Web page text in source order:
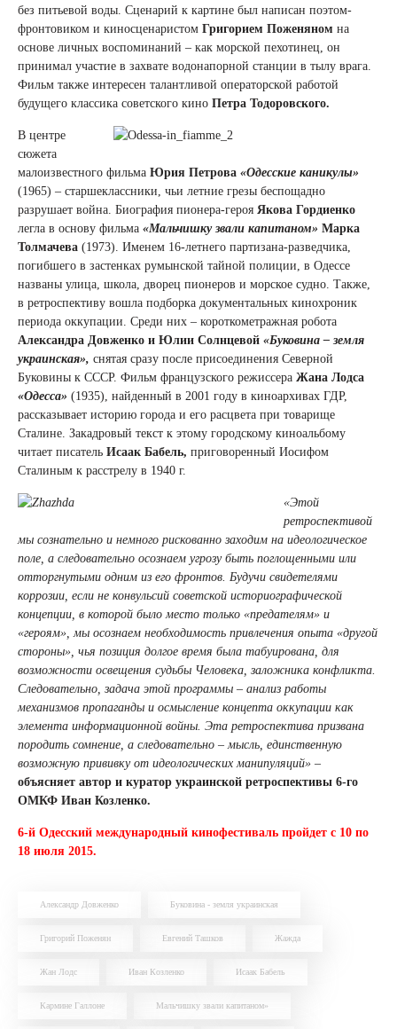
без питьевой воды. Сценарий к картине был написан поэтом-
фронтовиком и киносценаристом Григорием Поженяном на
основе личных воспоминаний – как морской пехотинец, он
принимал участие в захвате водонапорной станции в тылу врага.
Фильм также интересен талантливой операторской работой
будущего классика советского кино Петра Тодоровского.
В центре
сюжета
малоизвестного фильма Юрия Петрова «Одесские каникулы»
(1965) – старшеклассники, чьи летние грезы беспощадно
разрушает война. Биография пионера-героя Якова Гордиенко
легла в основу фильма «Мальчишку звали капитаном» Марка
Толмачева (1973). Именем 16-летнего партизана-разведчика,
погибшего в застенках румынской тайной полиции, в Одессе
названы улица, школа, дворец пионеров и морское судно. Также,
в ретроспективу вошла подборка документальных кинохроник
периода оккупации. Среди них – короткометражная робота
Александра Довженко и Юлии Солнцевой «Буковина – земля
украинская», снятая сразу после присоединения Северной
Буковины к СССР. Фильм французского режиссера Жана Лодса
«Одесса» (1935), найденный в 2001 году в киноархивах ГДР,
рассказывает историю города и его расцвета при товарище
Сталине. Закадровый текст к этому городскому киноальбому
читает писатель Исаак Бабель, приговоренный Иосифом
Сталиным к расстрелу в 1940 г.
«Этой
ретроспективой
мы сознательно и немного рискованно заходим на идеологическое
поле, а следовательно осознаем угрозу быть поглощенными или
отторгнутыми одним из его фронтов. Будучи свидетелями
коррозии, если не конвульсий советской историографической
концепции, в которой было место только «предателям» и
«героям», мы осознаем необходимость привлечения опыта «другой
стороны», чья позиция долгое время была табуирована, для
возможности освещения судьбы Человека, заложника конфликта.
Следовательно, задача этой программы – анализ работы
механизмов пропаганды и осмысление концепта оккупации как
элемента информационной войны. Эта ретроспектива призвана
породить сомнение, а следовательно – мысль, единственную
возможную прививку от идеологических манипуляций» –
объясняет автор и куратор украинской ретроспективы 6-го
ОМКФ Иван Козленко.
6-й Одесский международный кинофестиваль пройдет с 10 по
18 июля 2015.
Александр Довженко Буковина - земля украинская
Григорий Поженян Евгений Ташков Жажда
Жан Лодс Иван Козленко Исаак Бабель
Кармине Галлоне Мальчишку звали капитаном»